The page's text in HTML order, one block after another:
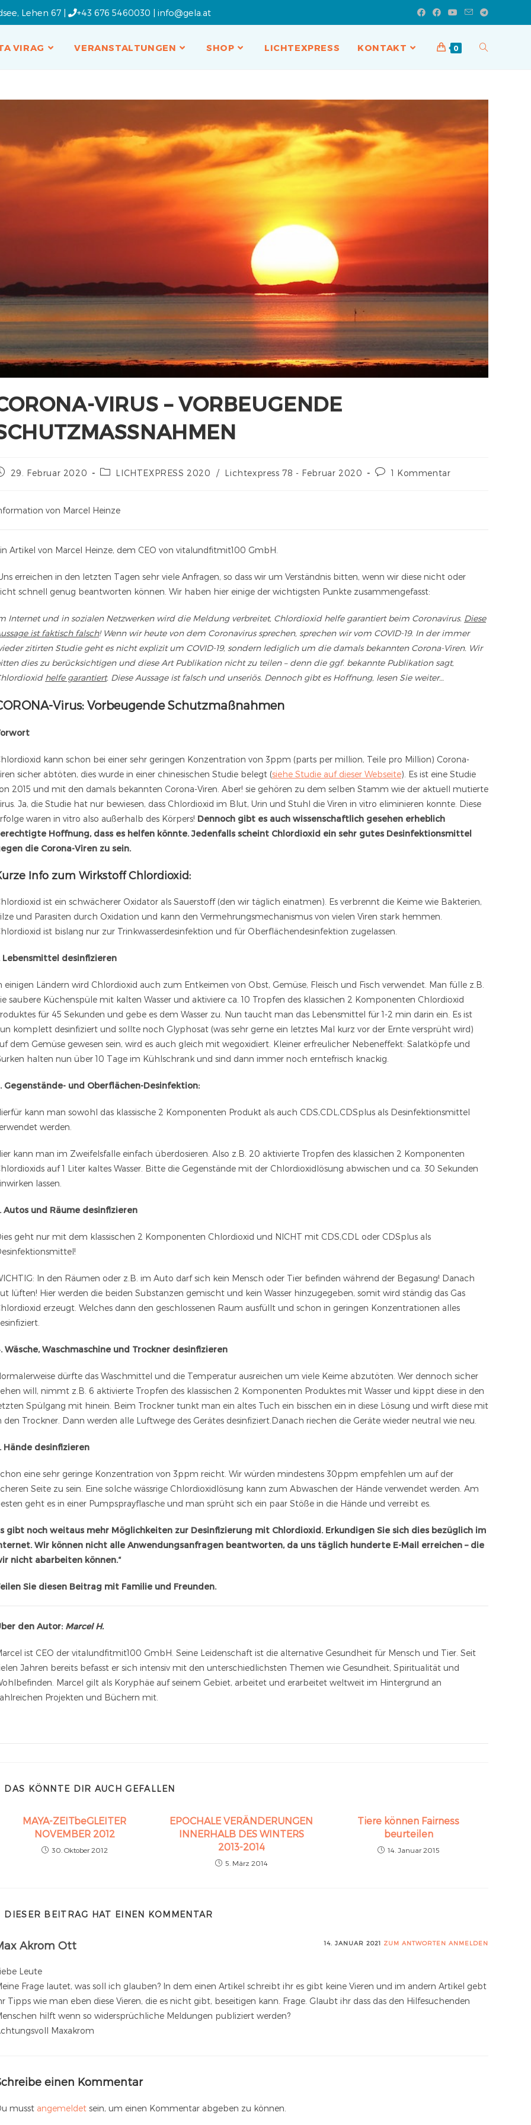
Lehen 67 | +43 676 5460030 | info@gela.at
VIRAG VERANSTALTUNGEN SHOP LICHTEXPRESS KONTAKT 0
VIRUS – VORBEUGENDE
29. Februar 2020 LICHTEXPRESS 2020 / Lichtexpress 78 - Februar 2020 1 Kommentar
von Marcel Heinze
Artikel von Marcel Heinze, dem CEO von vitalundfitmit100 GmbH.
erreichen in den letzten Tagen sehr viele Anfragen, so dass wir um Verständnis bitten, wenn wir diese nicht oder
schnell genug beantworten können. Wir haben hier einige der wichtigsten Punkte zusammengefasst:
Internet und in sozialen Netzwerken wird die Meldung verbreitet, Chlordioxid helfe garantiert beim Coronavirus. Diese
ist faktisch falsch! Wenn wir heute von dem Coronavirus sprechen, sprechen wir vom COVID-19. In der immer
zitirten Studie geht es nicht explizit um COVID-19, sondern lediglich um die damals bekannten Corona-Viren. Wir
dies zu berücksichtigen und diese Art Publikation nicht zu teilen – denn die ggf. bekannte Publikation sagt,
helfe garantiert. Diese Aussage ist falsch und unseriös. Dennoch gibt es Hoffnung, lesen Sie weiter…
Virus: Vorbeugende Schutzmaßnahmen
kann schon bei einer sehr geringen Konzentration von 3ppm (parts per million, Teile pro Million) Corona-
sicher abtöten, dies wurde in einer chinesischen Studie belegt (siehe Studie auf dieser Webseite). Es ist eine Studie
2015 und mit den damals bekannten Corona-Viren. Aber! sie gehören zu dem selben Stamm wie der aktuell mutierte
Ja, die Studie hat nur bewiesen, dass Chlordioxid im Blut, Urin und Stuhl die Viren in vitro eliminieren konnte. Diese
waren in vitro also außerhalb des Körpers! Dennoch gibt es auch wissenschaftlich gesehen erheblich
Hoffnung, dass es helfen könnte. Jedenfalls scheint Chlordioxid ein sehr gutes Desinfektionsmittel
die Corona-Viren zu sein.
Info zum Wirkstoff Chlordioxid:
ist ein schwächerer Oxidator als Sauerstoff (den wir täglich einatmen). Es verbrennt die Keime wie Bakterien,
und Parasiten durch Oxidation und kann den Vermehrungsmechanismus von vielen Viren stark hemmen.
ist bislang nur zur Trinkwasserdesinfektion und für Oberflächendesinfektion zugelassen.
Lebensmittel desinfizieren
einigen Ländern wird Chlordioxid auch zum Entkeimen von Obst, Gemüse, Fleisch und Fisch verwendet. Man fülle z.B.
saubere Küchenspüle mit kalten Wasser und aktiviere ca. 10 Tropfen des klassichen 2 Komponenten Chlordioxid
für 45 Sekunden und gebe es dem Wasser zu. Nun taucht man das Lebensmittel für 1-2 min darin ein. Es ist
komplett desinfiziert und sollte noch Glyphosat (was sehr gerne ein letztes Mal kurz vor der Ernte versprüht wird)
dem Gemüse gewesen sein, wird es auch gleich mit wegoxidiert. Kleiner erfreulicher Nebeneffekt: Salatköpfe und
halten nun über 10 Tage im Kühlschrank und sind dann immer noch erntefrisch knackig.
Gegenstände- und Oberflächen-Desinfektion:
kann man sowohl das klassische 2 Komponenten Produkt als auch CDS,CDL,CDSplus als Desinfektionsmittel
werden.
kann man im Zweifelsfalle einfach überdosieren. Also z.B. 20 aktivierte Tropfen des klassichen 2 Komponenten
auf 1 Liter kaltes Wasser. Bitte die Gegenstände mit der Chlordioxidlösung abwischen und ca. 30 Sekunden
lassen.
Autos und Räume desinfizieren
geht nur mit dem klassischen 2 Komponenten Chlordioxid und NICHT mit CDS,CDL oder CDSplus als
In den Räumen oder z.B. im Auto darf sich kein Mensch oder Tier befinden während der Begasung! Danach
lüften! Hier werden die beiden Substanzen gemischt und kein Wasser hinzugegeben, somit wird ständig das Gas
erzeugt. Welches dann den geschlossenen Raum ausfüllt und schon in geringen Konzentrationen alles
Wäsche, Waschmaschine und Trockner desinfizieren
dürfte das Waschmittel und die Temperatur ausreichen um viele Keime abzutöten. Wer dennoch sicher
will, nimmt z.B. 6 aktivierte Tropfen des klassischen 2 Komponenten Produktes mit Wasser und kippt diese in den
Spülgang mit hinein. Beim Trockner tunkt man ein altes Tuch ein bisschen ein in diese Lösung und wirft diese mit
den Trockner. Dann werden alle Luftwege des Gerätes desinfiziert.Danach riechen die Geräte wieder neutral wie neu.
Hände desinfizieren
eine sehr geringe Konzentration von 3ppm reicht. Wir würden mindestens 30ppm empfehlen um auf der
Seite zu sein. Eine solche wässrige Chlordioxidlösung kann zum Abwaschen der Hände verwendet werden. Am
geht es in einer Pumpsprayflasche und man sprüht sich ein paar Stöße in die Hände und verreibt es.
gibt noch weitaus mehr Möglichkeiten zur Desinfizierung mit Chlordioxid. Erkundigen Sie sich dies bezüglich im
Wir können nicht alle Anwendungsanfragen beantworten, da uns täglich hunderte E-Mail erreichen – die
nicht abarbeiten können.“
Sie diesen Beitrag mit Familie und Freunden.
den Autor: Marcel H.
ist CEO der vitalundfitmit100 GmbH. Seine Leidenschaft ist die alternative Gesundheit für Mensch und Tier. Seit
Jahren bereits befasst er sich intensiv mit den unterschiedlichsten Themen wie Gesundheit, Spiritualität und
Marcel gilt als Koryphäe auf seinem Gebiet, arbeitet und erarbeitet weltweit im Hintergrund an
Projekten und Büchern mit.
DAS KÖNNTE DIR AUCH GEFALLEN
MAYA-ZEITbeGLEITER
NOVEMBER 2012
30. Oktober 2012
EPOCHALE VERÄNDERUNGEN
INNERHALB DES WINTERS
2013-2014
5. März 2014
Tiere können Fairness
beurteilen
14. Januar 2015
DIESER BEITRAG HAT EINEN KOMMENTAR
Akrom Ott 14. JANUAR 2021 ZUM ANTWORTEN ANMELDEN
Leute
Frage lautet, was soll ich glauben? In dem einen Artikel schreibt ihr es gibt keine Vieren und im andern Artikel gebt
Tipps wie man eben diese Vieren, die es nicht gibt, beseitigen kann. Frage. Glaubt ihr dass das den Hilfesuchenden
hilft wenn so widersprüchliche Meldungen publiziert werden?
Maxakrom
einen Kommentar
musst angemeldet sein, um einen Kommentar abgeben zu können.